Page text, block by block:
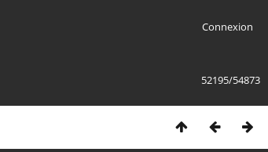
Connexion
52195/54873